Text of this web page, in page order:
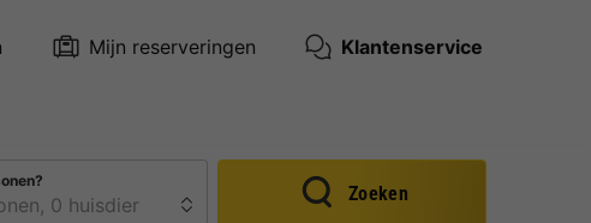
Mijn reserveringen Klantenservice
Zoeken